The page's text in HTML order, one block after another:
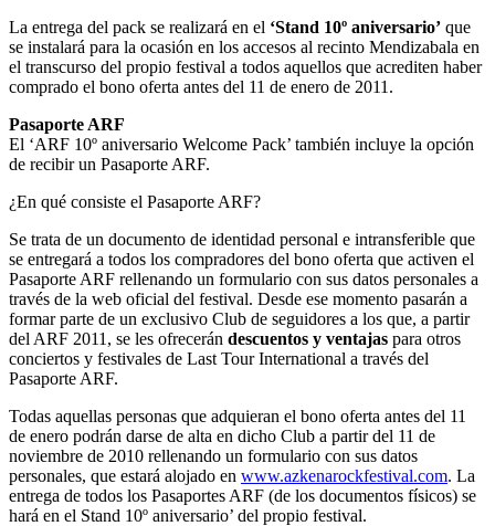
La entrega del pack se realizará en el ‘Stand 10º aniversario’ que
se instalará para la ocasión en los accesos al recinto Mendizabala en
el transcurso del propio festival a todos aquellos que acrediten haber
comprado el bono oferta antes del 11 de enero de 2011.
Pasaporte ARF
El ‘ARF 10º aniversario Welcome Pack’ también incluye la opción
de recibir un Pasaporte ARF.
¿En qué consiste el Pasaporte ARF?
Se trata de un documento de identidad personal e intransferible que
se entregará a todos los compradores del bono oferta que activen el
Pasaporte ARF rellenando un formulario con sus datos personales a
través de la web oficial del festival. Desde ese momento pasarán a
formar parte de un exclusivo Club de seguidores a los que, a partir
del ARF 2011, se les ofrecerán descuentos y ventajas para otros
conciertos y festivales de Last Tour International a través del
Pasaporte ARF.
Todas aquellas personas que adquieran el bono oferta antes del 11
de enero podrán darse de alta en dicho Club a partir del 11 de
noviembre de 2010 rellenando un formulario con sus datos
personales, que estará alojado en www.azkenarockfestival.com. La
entrega de todos los Pasaportes ARF (de los documentos físicos) se
hará en el Stand 10º aniversario’ del propio festival.